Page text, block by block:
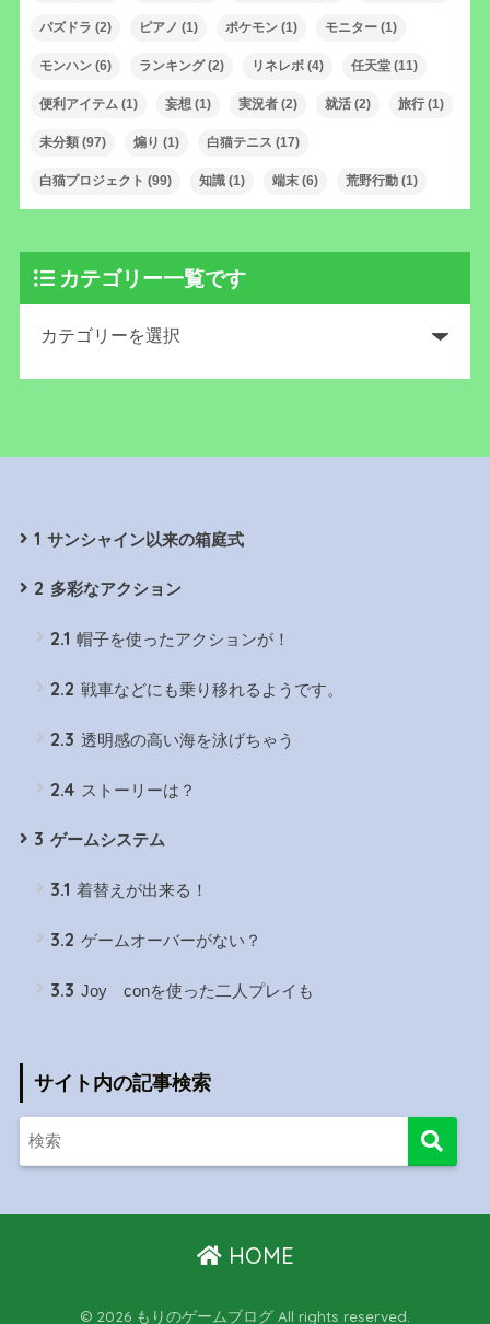
パズドラ (2) ピアノ (1) ポケモン(1) モニター(1)
モンハン(6) ランキング(2) リネレボ(4) 任天堂(11)
便利アイテム(1) 妄想(1) 実況者(2) 就活(2) 旅行(1)
未分類(97) 煽り (1) 白猫テニス (17)
白猫プロジェクト (99) 知識(1) 端末(6) 荒野行動(1)
カテゴリー一覧です
1 サンシャイン以来の箱庭式
2 多彩なアクション
2.1 帽子を使ったアクションが！
2.2 戦車などにも乗り移れるようです。
2.3 透明感の高い海を泳げちゃう
2.4 ストーリーは？
3 ゲームシステム
3.1 着替えが出来る！
3.2 ゲームオーバーがない？
3.3 Joy conを使った二人プレイも
サイト内の記事検索
HOME
© 2026 もりのゲームブログ All rights reserved.